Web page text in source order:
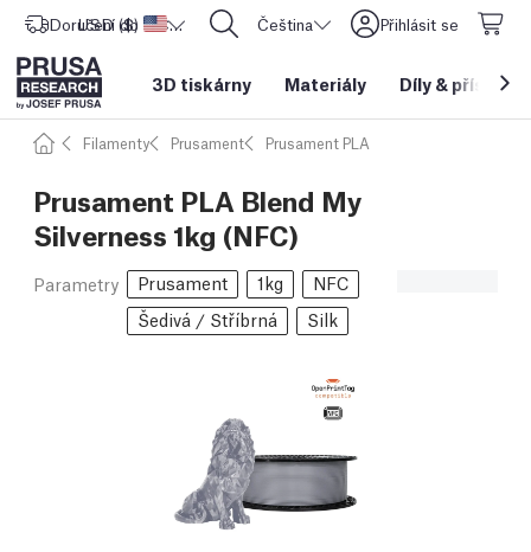
Doručení do Spojené státy americké
USD ($) CORE One L: Nyní skladem! Čeština Přihlásit se
3D tiskárny Materiály Díly &
Filamenty Prusament Prusament PLA
Prusament PLA Blend My
Silverness 1kg (NFC)
Parametry Prusament 1kg
NFC
Šedivá / Stříbrná
Silk